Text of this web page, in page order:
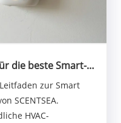
die beste Smart-
zur Smart
SCENTSEA.
HVAC-